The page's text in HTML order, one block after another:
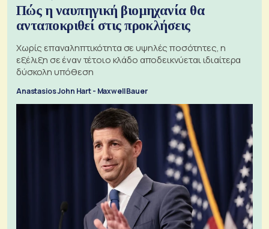
Πώς η ναυπηγική βιομηχανία θα
ανταποκριθεί στις προκλήσεις
Χωρίς επαναληπτικότητα σε υψηλές ποσότητες, η
εξέλιξη σε έναν τέτοιο κλάδο αποδεικνύεται ιδιαίτερα
δύσκολη υπόθεση
Anastasios John Hart - Maxwell Bauer